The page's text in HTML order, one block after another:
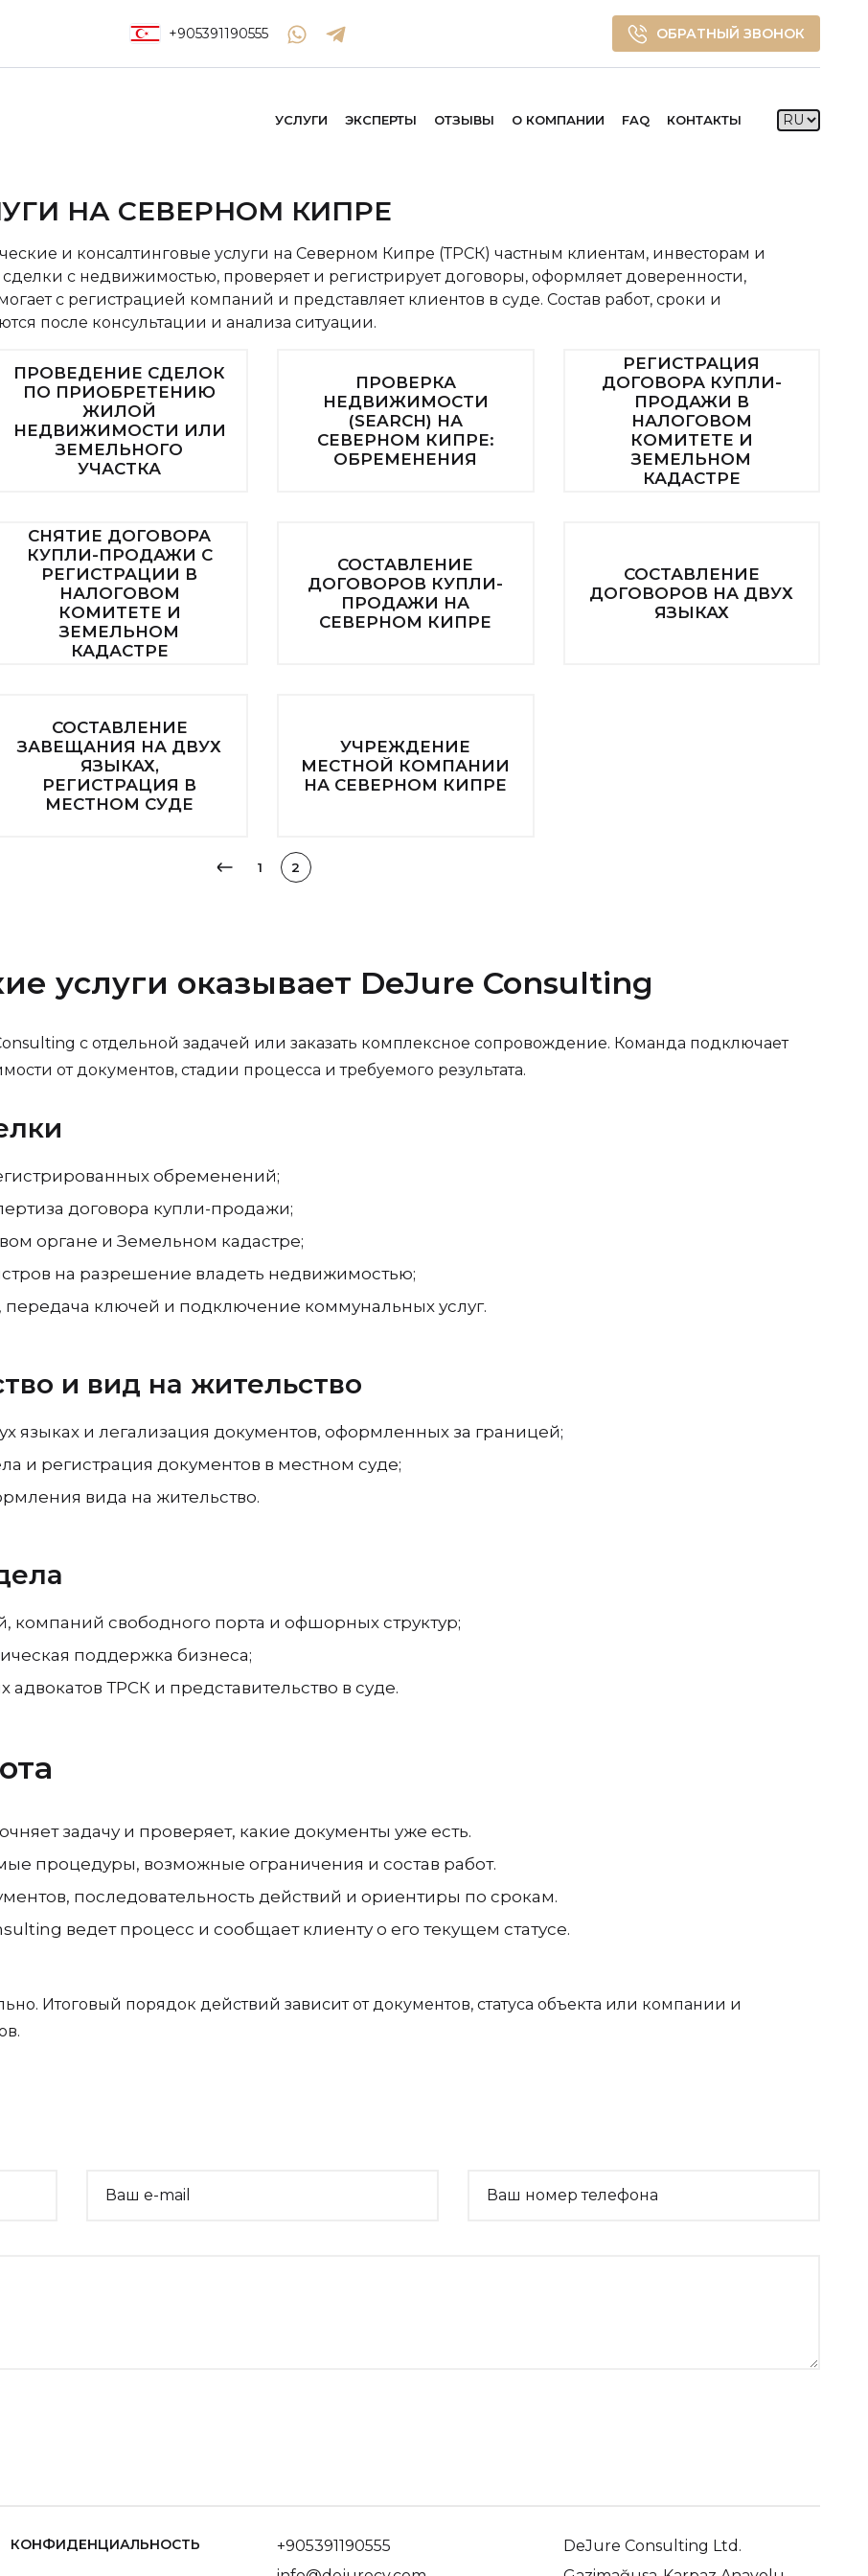
+905391190555 ОБРАТНЫЙ ЗВОНОК
УСЛУГИ ЭКСПЕРТЫ ОТЗЫВЫ О КОМПАНИИ FAQ КОНТАКТЫ
НА СЕВЕРНОМ КИПРЕ
и консалтинговые услуги на Северном Кипре (ТРСК) частным клиентам, инвесторам и
с недвижимостью, проверяет и регистрирует договоры, оформляет доверенности,
с регистрацией компаний и представляет клиентов в суде. Состав работ, сроки и
после консультации и анализа ситуации.
ПРОВЕДЕНИЕ СДЕЛОК
ПО ПРИОБРЕТЕНИЮ
ЖИЛОЙ
НЕДВИЖИМОСТИ ИЛИ
ЗЕМЕЛЬНОГО
УЧАСТКА
ПРОВЕРКА
НЕДВИЖИМОСТИ
(SEARCH) НА
СЕВЕРНОМ КИПРЕ:
ОБРЕМЕНЕНИЯ
РЕГИСТРАЦИЯ
ДОГОВОРА КУПЛИ-
ПРОДАЖИ В
НАЛОГОВОМ
КОМИТЕТЕ И
ЗЕМЕЛЬНОМ
КАДАСТРЕ
СНЯТИЕ ДОГОВОРА
КУПЛИ-ПРОДАЖИ С
РЕГИСТРАЦИИ В
НАЛОГОВОМ
КОМИТЕТЕ И
ЗЕМЕЛЬНОМ
КАДАСТРЕ
СОСТАВЛЕНИЕ
ДОГОВОРОВ КУПЛИ-
ПРОДАЖИ НА
СЕВЕРНОМ КИПРЕ
СОСТАВЛЕНИЕ
ДОГОВОРОВ НА ДВУХ
ЯЗЫКАХ
СОСТАВЛЕНИЕ
ЗАВЕЩАНИЯ НА ДВУХ
ЯЗЫКАХ,
РЕГИСТРАЦИЯ В
МЕСТНОМ СУДЕ
УЧРЕЖДЕНИЕ
МЕСТНОЙ КОМПАНИИ
НА СЕВЕРНОМ КИПРЕ
1 2
услуги оказывает DeJure Consulting
с отдельной задачей или заказать комплексное сопровождение. Команда подключает
от документов, стадии процесса и требуемого результата.
обременений;
договора купли-продажи;
органе и Земельном кадастре;
на разрешение владеть недвижимостью;
передача ключей и подключение коммунальных услуг.
и вид на жительство
языках и легализация документов, оформленных за границей;
и регистрация документов в местном суде;
вида на жительство.
компаний свободного порта и офшорных структур;
поддержка бизнеса;
ТРСК и представительство в суде.
задачу и проверяет, какие документы уже есть.
процедуры, возможные ограничения и состав работ.
последовательность действий и ориентиры по срокам.
ведет процесс и сообщает клиенту о его текущем статусе.
Итоговый порядок действий зависит от документов, статуса объекта или компании и
Ваш e-mail Ваш номер телефона
КОНФИДЕНЦИАЛЬНОСТЬ
+905391190555
DeJure Consulting Ltd.